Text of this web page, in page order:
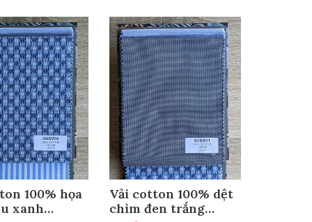
100% họa
xanh
Vải cotton 100% dệt
chìm đen trắng